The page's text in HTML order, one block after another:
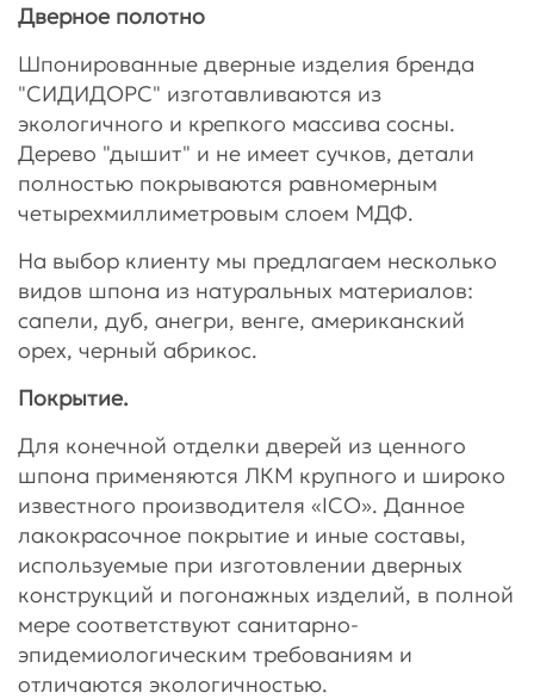
Дверное полотно
Шпонированные дверные изделия бренда
"СИДИДОРС" изготавливаются из
экологичного и крепкого массива сосны.
Дерево "дышит" и не имеет сучков, детали
полностью покрываются равномерным
четырехмиллиметровым слоем МДФ.
На выбор клиенту мы предлагаем несколько
видов шпона из натуральных материалов:
сапели, дуб, анегри, венге, американский
орех, черный абрикос.
Покрытие.
Для конечной отделки дверей из ценного
шпона применяются ЛКМ крупного и широко
известного производителя «ICO». Данное
лакокрасочное покрытие и иные составы,
используемые при изготовлении дверных
конструкций и погонажных изделий, в полной
мере соответствуют санитарно-
эпидемиологическим требованиям и
отличаются экологичностью.